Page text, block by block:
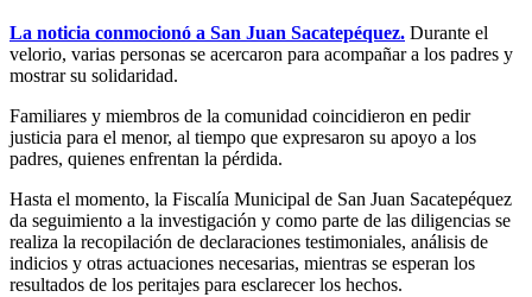
La noticia conmocionó a San Juan Sacatepéquez. Durante el
velorio, varias personas se acercaron para acompañar a los padres y
mostrar su solidaridad.
Familiares y miembros de la comunidad coincidieron en pedir
justicia para el menor, al tiempo que expresaron su apoyo a los
padres, quienes enfrentan la pérdida.
Hasta el momento, la Fiscalía Municipal de San Juan Sacatepéquez
da seguimiento a la investigación y como parte de las diligencias se
realiza la recopilación de declaraciones testimoniales, análisis de
indicios y otras actuaciones necesarias, mientras se esperan los
resultados de los peritajes para esclarecer los hechos.